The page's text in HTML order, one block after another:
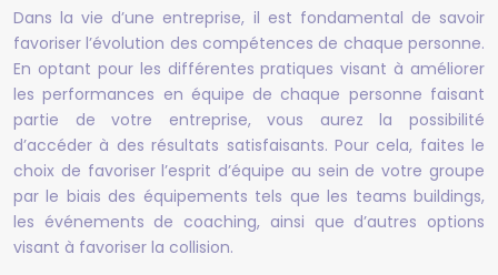
Dans la vie d’une entreprise, il est fondamental de savoir
favoriser l’évolution des compétences de chaque personne.
En optant pour les différentes pratiques visant à améliorer
les performances en équipe de chaque personne faisant
partie de votre entreprise, vous aurez la possibilité
d’accéder à des résultats satisfaisants. Pour cela, faites le
choix de favoriser l’esprit d’équipe au sein de votre groupe
par le biais des équipements tels que les teams buildings,
les événements de coaching, ainsi que d’autres options
visant à favoriser la collision.